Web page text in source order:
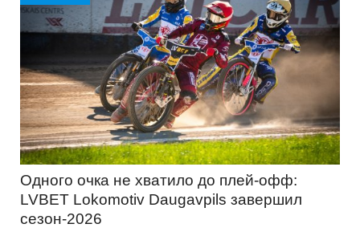
Одного очка не хватило до плей-офф:
LVBET Lokomotiv Daugavpils завершил
сезон-2026